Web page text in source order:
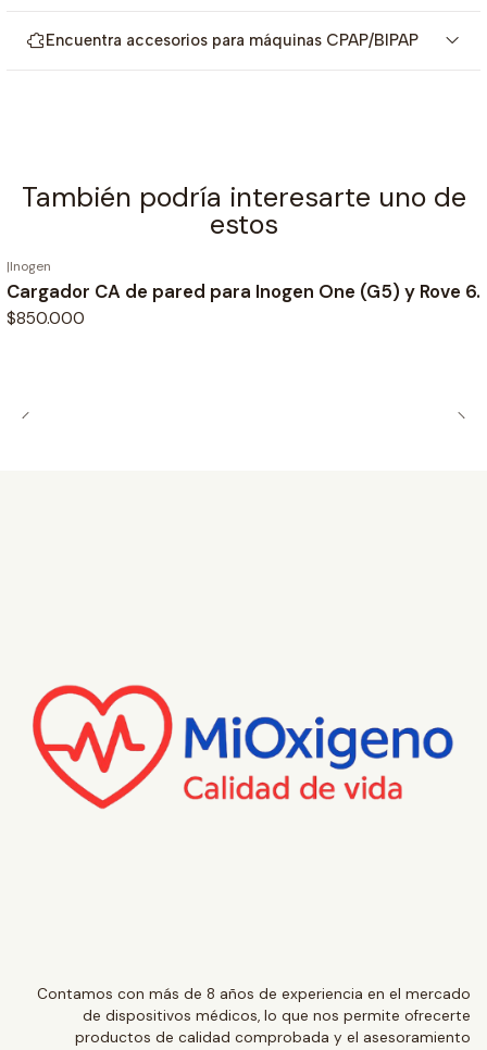
Encuentra accesorios para máquinas CPAP/BIPAP
También podría interesarte uno de
estos
|Inogen
Cargador CA de pared para Inogen One (G5) y Rove 6.
$850.000
Contamos con más de 8 años de experiencia en el mercado
de dispositivos médicos, lo que nos permite ofrecerte
productos de calidad comprobada y el asesoramiento